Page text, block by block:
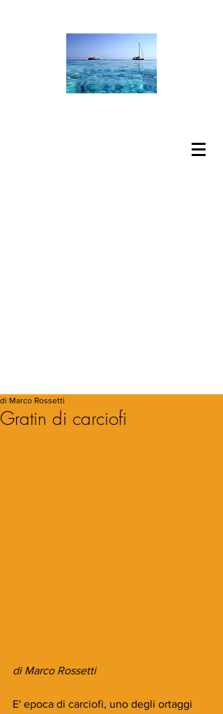
Gratin di carciofi
di Marco Rossetti
di Marco Rossetti
E' epoca di carciofi, uno degli ortaggi